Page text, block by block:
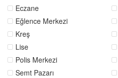
Eczane
Eğlence Merkezi
Kreş
Lise
Polis Merkezi
Semt Pazarı